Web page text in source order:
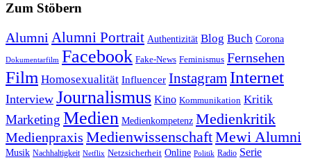
Zum Stöbern
Alumni Alumni Portrait Authentizität Blog Buch Corona
Dokumentarfilm Facebook Fake-News Feminismus Fernsehen
Film Homosexualität Influencer Instagram Internet
Interview Journalismus Kino Kommunikation Kritik
Marketing Medien Medienkompetenz Medienkritik
Medienpraxis MedienwissenschaftMewi Alumni
Musik Nachhaltigkeit Netflix Netzsicherheit Online Politik Radio Serie